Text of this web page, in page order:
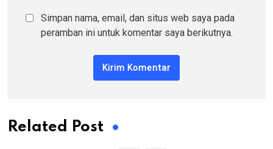
Simpan nama, email, dan situs web saya pada
peramban ini untuk komentar saya berikutnya.
Related Post